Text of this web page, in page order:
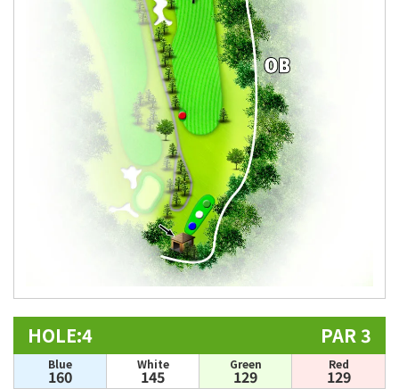
HOLE:4 PAR 3
Blue
160
White
145
Green
129
Red
129